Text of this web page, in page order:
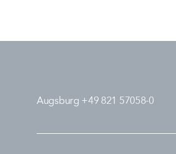
Augsburg +49 821 57058-0